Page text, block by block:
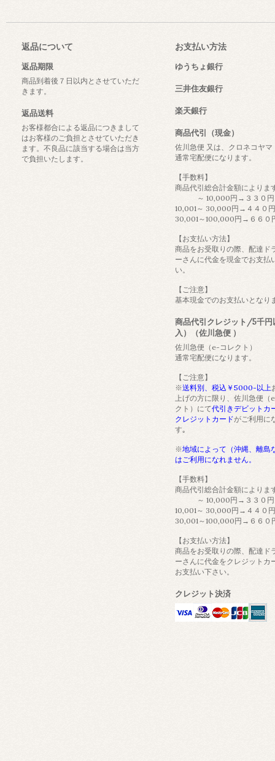
返品について
返品期限
商品到着後７日以内とさせていただ
きます。
返品送料
お客様都合による返品につきまして
はお客様のご負担とさせていただき
ます。不良品に該当する場合は当方
で負担いたします。
お支払い方法
ゆうちょ銀行
三井住友銀行
楽天銀行
商品代引（現金）
佐川急便 又は、クロネコヤマ
通常宅配便になります。
【手数料】
商品代引総合計金額によりま
～ 10,000円→３３０円
10,001～ 30,000円→４４０円
30,001～100,000円→６６０
【お支払い方法】
商品をお受取りの際、配達ド
ーさんに代金を現金でお支払
い。
【ご注意】
基本現金でのお支払いとなり
商品代引クレジット/5千円
入）（佐川急便 ）
佐川急便（e-コレクト）
通常宅配便になります。
【ご注意】
※送料別、税込￥5000-以上
上げの方に限り、佐川急便（
クト）にて代引きデビットカ
クレジットカードがご利用に
す｡
※地域によって（沖縄、離島
はご利用になれません。
【手数料】
商品代引総合計金額によりま
～ 10,000円→３３０円
10,001～ 30,000円→４４０円
30,001～100,000円→６６０
【お支払い方法】
商品をお受取りの際、配達ド
ーさんに代金をクレジットカ
お支払い下さい。
クレジット決済